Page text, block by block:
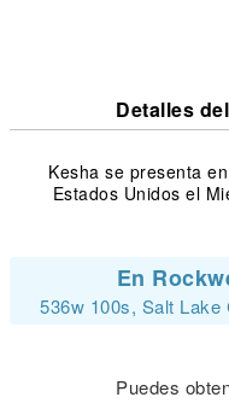
Detalles
Kesha se presenta
Estados Unidos el
En
536w 100s, Salt Lake
Puedes